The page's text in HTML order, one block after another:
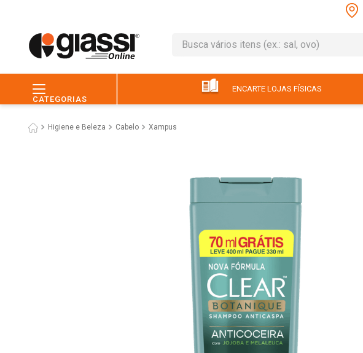
Busca vários itens (ex.: sal, ovo)
CATEGORIAS
ENCARTE LOJAS FÍSICAS
Higiene e Beleza Cabelo Xampus
leite
º iogurte
º ovo
10 arroz